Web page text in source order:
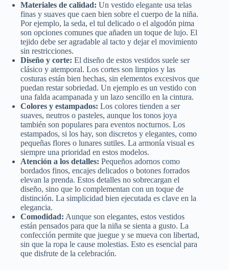
Materiales de calidad: Un vestido elegante usa telas
finas y suaves que caen bien sobre el cuerpo de la niña.
Por ejemplo, la seda, el tul delicado o el algodón pima
son opciones comunes que añaden un toque de lujo. El
tejido debe ser agradable al tacto y dejar el movimiento
sin restricciones.
Diseño y corte: El diseño de estos vestidos suele ser
clásico y atemporal. Los cortes son limpios y las
costuras están bien hechas, sin elementos excesivos que
puedan restar sobriedad. Un ejemplo es un vestido con
una falda acampanada y un lazo sencillo en la cintura.
Colores y estampados: Los colores tienden a ser
suaves, neutros o pasteles, aunque los tonos joya
también son populares para eventos nocturnos. Los
estampados, si los hay, son discretos y elegantes, como
pequeñas flores o lunares sutiles. La armonía visual es
siempre una prioridad en estos modelos.
Atención a los detalles: Pequeños adornos como
bordados finos, encajes delicados o botones forrados
elevan la prenda. Estos detalles no sobrecargan el
diseño, sino que lo complementan con un toque de
distinción. La simplicidad bien ejecutada es clave en la
elegancia.
Comodidad: Aunque son elegantes, estos vestidos
están pensados para que la niña se sienta a gusto. La
confección permite que juegue y se mueva con libertad,
sin que la ropa le cause molestias. Esto es esencial para
que disfrute de la celebración.